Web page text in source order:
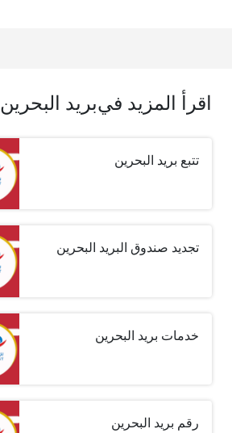
اقرأ المزيد فيبريد البحرين
تتبع بريد البحرين
تجديد صندوق البريد البحرين
خدمات بريد البحرين
رقم بريد البحرين